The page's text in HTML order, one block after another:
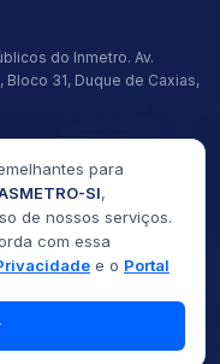
do Inmetro. Av.
31, Duque de Caxias,
para
SI,
de nossos serviços.
com essa
e o Portal